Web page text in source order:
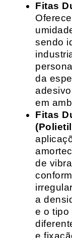
Fitas
sendo
da
em
Fitas
de
a
e o tipo
e